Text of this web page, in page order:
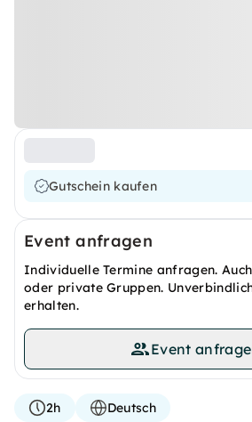
Gutschein kaufen
Event anfragen
Individuelle Termine anfragen.
oder private Gruppen.
erhalten.
Event
2h
Deutsch